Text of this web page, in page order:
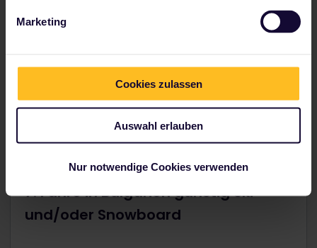
Marketing
Cookies zulassen
Auswahl erlauben
Nur notwendige Cookies verwenden
7. Fahre in Bulgarien günstig Ski
und/oder Snowboard